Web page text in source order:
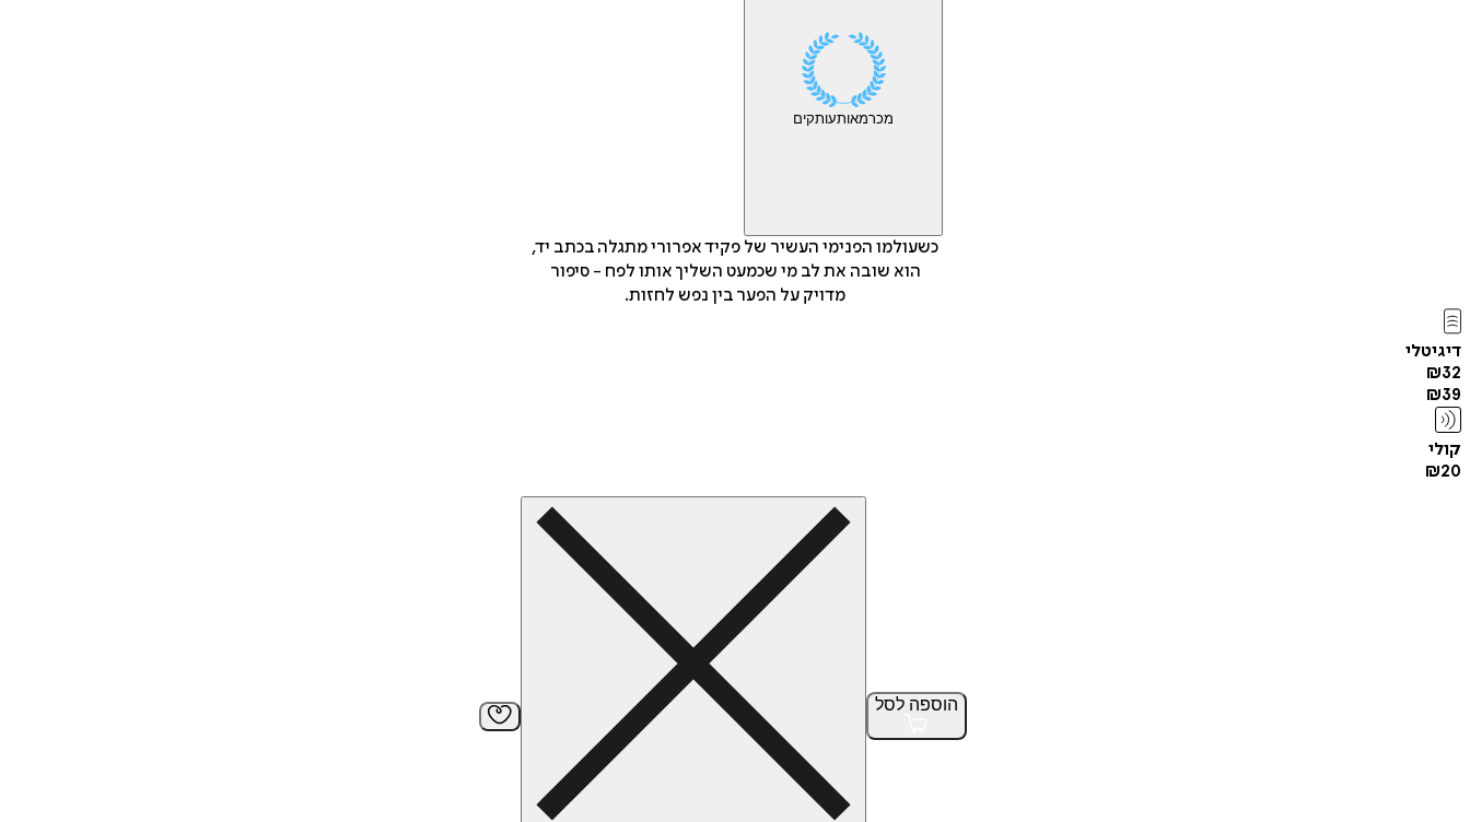
מכרמאותעותקים
כשעולמו הפנימי העשיר של פקיד אפרורי מתגלה בכתב יד,
הוא שובה את לב מי שכמעט השליך אותו לפח - סיפור
מדויק על הפער בין נפש לחזות.
דיגיטלי
₪32
₪39
קולי
₪20
הוספה לסל